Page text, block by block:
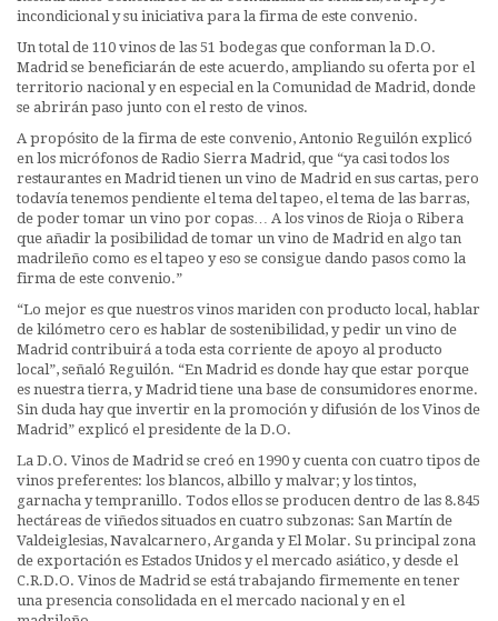
incondicional y su iniciativa para la firma de este convenio.
Un total de 110 vinos de las 51 bodegas que conforman la D.O.
Madrid se beneficiarán de este acuerdo, ampliando su oferta por el
territorio nacional y en especial en la Comunidad de Madrid, donde
se abrirán paso junto con el resto de vinos.
A propósito de la firma de este convenio, Antonio Reguilón explicó
en los micrófonos de Radio Sierra Madrid, que “ya casi todos los
restaurantes en Madrid tienen un vino de Madrid en sus cartas, pero
todavía tenemos pendiente el tema del tapeo, el tema de las barras,
de poder tomar un vino por copas… A los vinos de Rioja o Ribera
que añadir la posibilidad de tomar un vino de Madrid en algo tan
madrileño como es el tapeo y eso se consigue dando pasos como la
firma de este convenio.”
“Lo mejor es que nuestros vinos mariden con producto local, hablar
de kilómetro cero es hablar de sostenibilidad, y pedir un vino de
Madrid contribuirá a toda esta corriente de apoyo al producto
local”, señaló Reguilón. “En Madrid es donde hay que estar porque
es nuestra tierra, y Madrid tiene una base de consumidores enorme.
Sin duda hay que invertir en la promoción y difusión de los Vinos de
Madrid” explicó el presidente de la D.O.
La D.O. Vinos de Madrid se creó en 1990 y cuenta con cuatro tipos de
vinos preferentes: los blancos, albillo y malvar; y los tintos,
garnacha y tempranillo. Todos ellos se producen dentro de las 8.845
hectáreas de viñedos situados en cuatro subzonas: San Martín de
Valdeiglesias, Navalcarnero, Arganda y El Molar. Su principal zona
de exportación es Estados Unidos y el mercado asiático, y desde el
C.R.D.O. Vinos de Madrid se está trabajando firmemente en tener
una presencia consolidada en el mercado nacional y en el